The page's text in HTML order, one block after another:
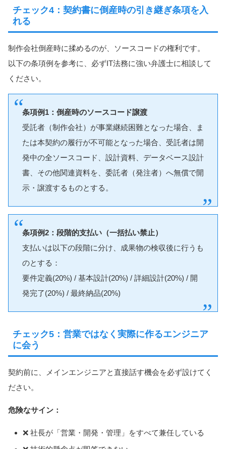
チェック4：契約書に倒産時の引き継ぎ条項を入
れる
制作会社倒産時に揉めるのが、ソースコードの権利です。
以下の条項例を参考に、必ずIT法務に強い弁護士に相談して
ください。
条項例1：倒産時のソースコード譲渡
受託者（制作会社）が事業継続困難となった場合、ま
たは本契約の履行が不可能となった場合、受託者は開
発中の全ソースコード、設計資料、データベース設計
書、その他関連資料を、委託者（発注者）へ無償で開
示・譲渡するものとする。
条項例2：段階的支払い（一括払い禁止）
支払いは以下の段階に分け、成果物の検収後に行うも
のとする：
要件定義(20%) / 基本設計(20%) / 詳細設計(20%) / 開
発完了(20%) / 最終納品(20%)
チェック5：営業ではなく実際に作るエンジニア
に会う
契約前に、メインエンジニアと直接話す機会を必ず設けてく
ださい。
危険なサイン：
❌ 社長が「営業・開発・管理」をすべて兼任している